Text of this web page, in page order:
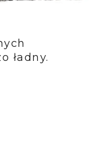
ładny.